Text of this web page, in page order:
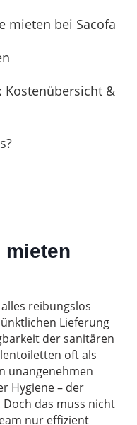
mieten bei Sacofa
&
mieten
reibungslos
Lieferung
der sanitären
oft als
unangenehmen
Hygiene – der
das muss nicht
nur effizient